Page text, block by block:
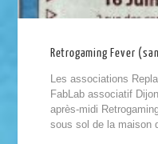
Retrogaming Fever
Les associations
FabLab associatif
après-midi
sous sol de la maison